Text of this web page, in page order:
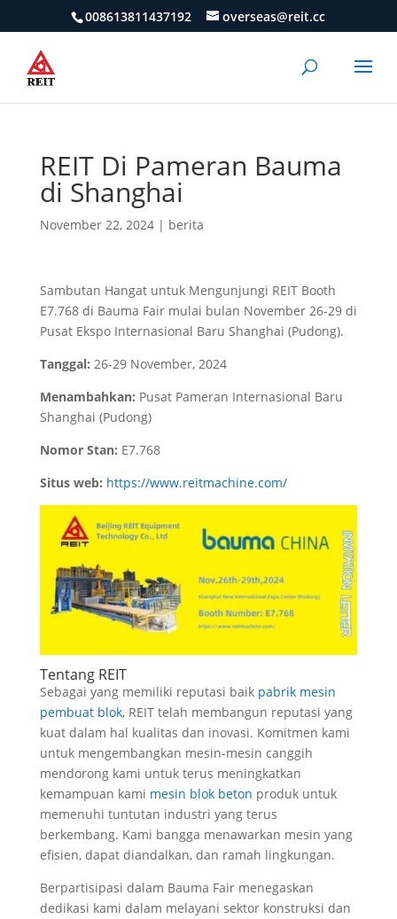
008613811437192 overseas@reit.cc
REIT Di Pameran Bauma
di Shanghai
November 22, 2024| berita
Sambutan Hangat untuk Mengunjungi REIT Booth
E7.768 di Bauma Fair mulai bulan November 26-29 di
Pusat Ekspo Internasional Baru Shanghai (Pudong).
Tanggal: 26-29 November, 2024
Menambahkan: Pusat Pameran Internasional Baru
Shanghai (Pudong)
Nomor Stan: E7.768
Situs web: https://www.reitmachine.com/
Tentang REIT
Sebagai yang memiliki reputasi baik pabrik mesin
pembuat blok, REIT telah membangun reputasi yang
kuat dalam hal kualitas dan inovasi. Komitmen kami
untuk mengembangkan mesin-mesin canggih
mendorong kami untuk terus meningkatkan
kemampuan kami mesin blok beton produk untuk
memenuhi tuntutan industri yang terus
berkembang. Kami bangga menawarkan mesin yang
efisien, dapat diandalkan, dan ramah lingkungan.
Berpartisipasi dalam Bauma Fair menegaskan
dedikasi kami dalam melayani sektor konstruksi dan